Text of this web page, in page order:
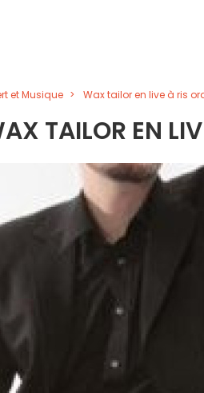
et Musique Wax tailor en live à ris
TAILOR EN